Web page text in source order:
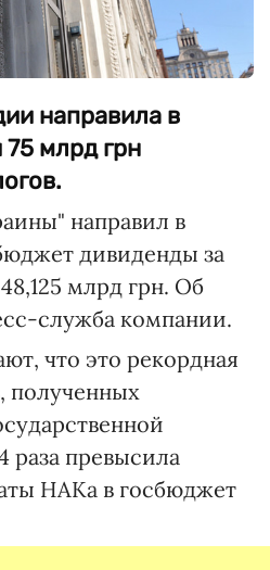
направила в
млрд грн
направил в
дивиденды за
млрд грн. Об
служба компании.
что это рекордная
полученных
раза превысила
НАКа в госбюджет